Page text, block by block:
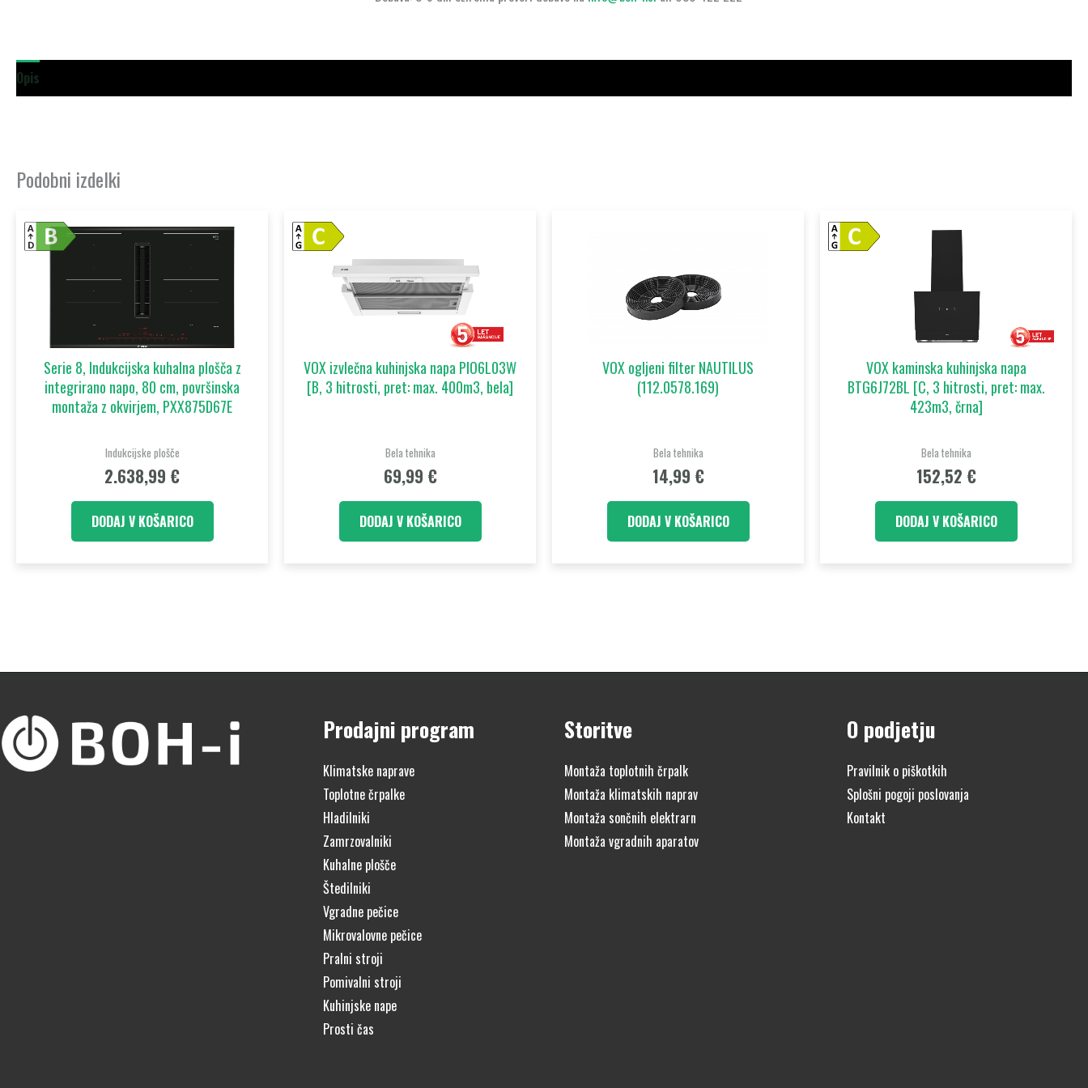
Opis
Podobni izdelki
Serie 8, Indukcijska kuhalna plošča z
integrirano napo, 80 cm, površinska
montaža z okvirjem, PXX875D67E
Indukcijske plošče
2.638,99 €
DODAJ V KOŠARICO
VOX izvlečna kuhinjska napa PIO6L03W
[B, 3 hitrosti, pret: max. 400m3, bela]
Bela tehnika
69,99 €
DODAJ V KOŠARICO
VOX ogljeni filter NAUTILUS
(112.0578.169)
Bela tehnika
14,99 €
DODAJ V KOŠARICO
VOX kaminska kuhinjska napa
BTG6J72BL [C, 3 hitrosti, pret: max.
423m3, črna]
Bela tehnika
152,52 €
DODAJ V KOŠARICO
Prodajni program
Klimatske naprave
Toplotne črpalke
Hladilniki
Zamrzovalniki
Kuhalne plošče
Štedilniki
Vgradne pečice
Mikrovalovne pečice
Pralni stroji
Pomivalni stroji
Kuhinjske nape
Prosti čas
Storitve
Montaža toplotnih črpalk
Montaža klimatskih naprav
Montaža sončnih elektrarn
Montaža vgradnih aparatov
O podjetju
Pravilnik o piškotkih
Splošni pogoji poslovanja
Kontakt